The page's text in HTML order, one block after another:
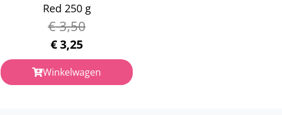
Red 250 g
€3,50
€3,25
Winkelwagen